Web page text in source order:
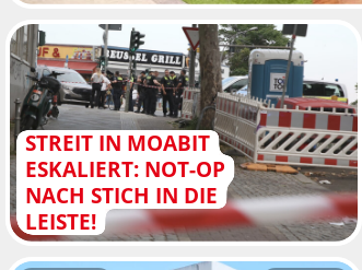
STREIT IN MOABIT
ESKALIERT: NOT-OP
NACH STICH IN DIE
LEISTE!